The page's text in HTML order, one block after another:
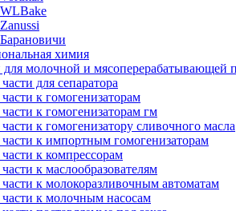
химия
для молочной и мясоперерабатывающей
для сепаратора
к гомогенизаторам
к гомогенизаторам гм
к гомогенизатору сливочного масла
к импортным гомогенизаторам
к компрессорам
к маслообразователям
к молокоразливочным автоматам
к молочным насосам